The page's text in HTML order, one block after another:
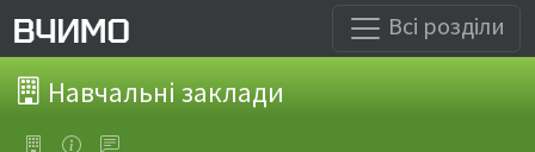
Всі розділи
Навчальні заклади